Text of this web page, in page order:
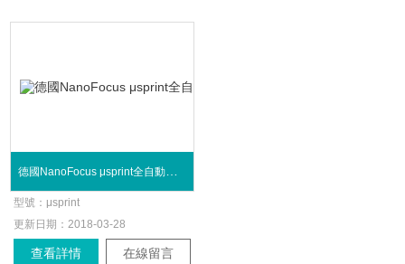
德國NanoFocus μsprint全自動晶元檢測系統(tǒng)
型號： μsprint
更新日期：2018-03-28
查看詳情 在線留言